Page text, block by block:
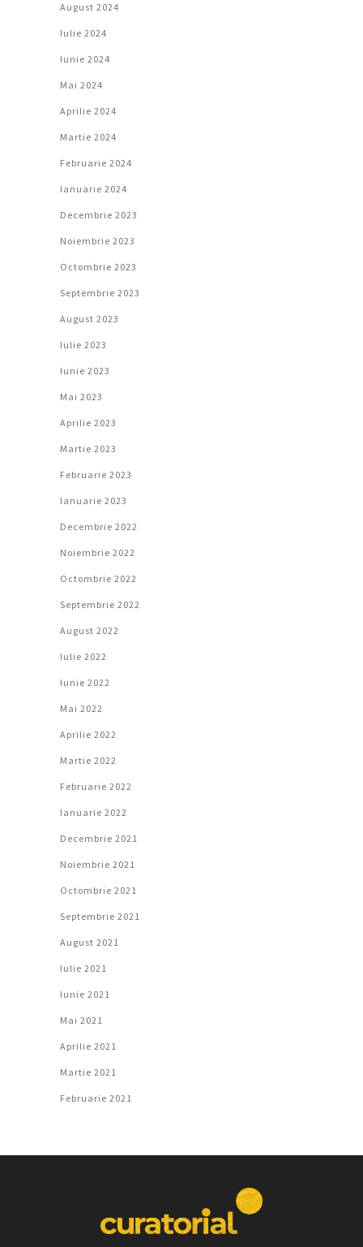
August 2024
Iulie 2024
Iunie 2024
Mai 2024
Aprilie 2024
Martie 2024
Februarie 2024
Ianuarie 2024
Decembrie 2023
Noiembrie 2023
Octombrie 2023
Septembrie 2023
August 2023
Iulie 2023
Iunie 2023
Mai 2023
Aprilie 2023
Martie 2023
Februarie 2023
Ianuarie 2023
Decembrie 2022
Noiembrie 2022
Octombrie 2022
Septembrie 2022
August 2022
Iulie 2022
Iunie 2022
Mai 2022
Aprilie 2022
Martie 2022
Februarie 2022
Ianuarie 2022
Decembrie 2021
Noiembrie 2021
Octombrie 2021
Septembrie 2021
August 2021
Iulie 2021
Iunie 2021
Mai 2021
Aprilie 2021
Martie 2021
Februarie 2021